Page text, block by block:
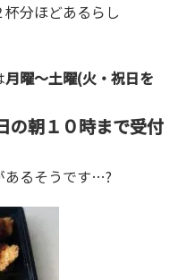
分ほどあるらし
月曜～土曜(火・祝日を
の朝１０時まで受付
あるそうです…?